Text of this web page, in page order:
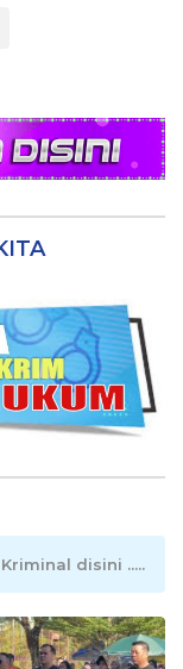
0811504141
disini .....